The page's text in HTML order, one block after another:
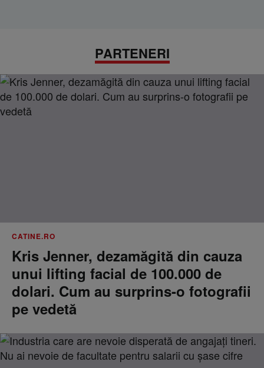
PARTENERI
CATINE.RO
Kris Jenner, dezamăgită din cauza
unui lifting facial de 100.000 de
dolari. Cum au surprins-o fotografii
pe vedetă